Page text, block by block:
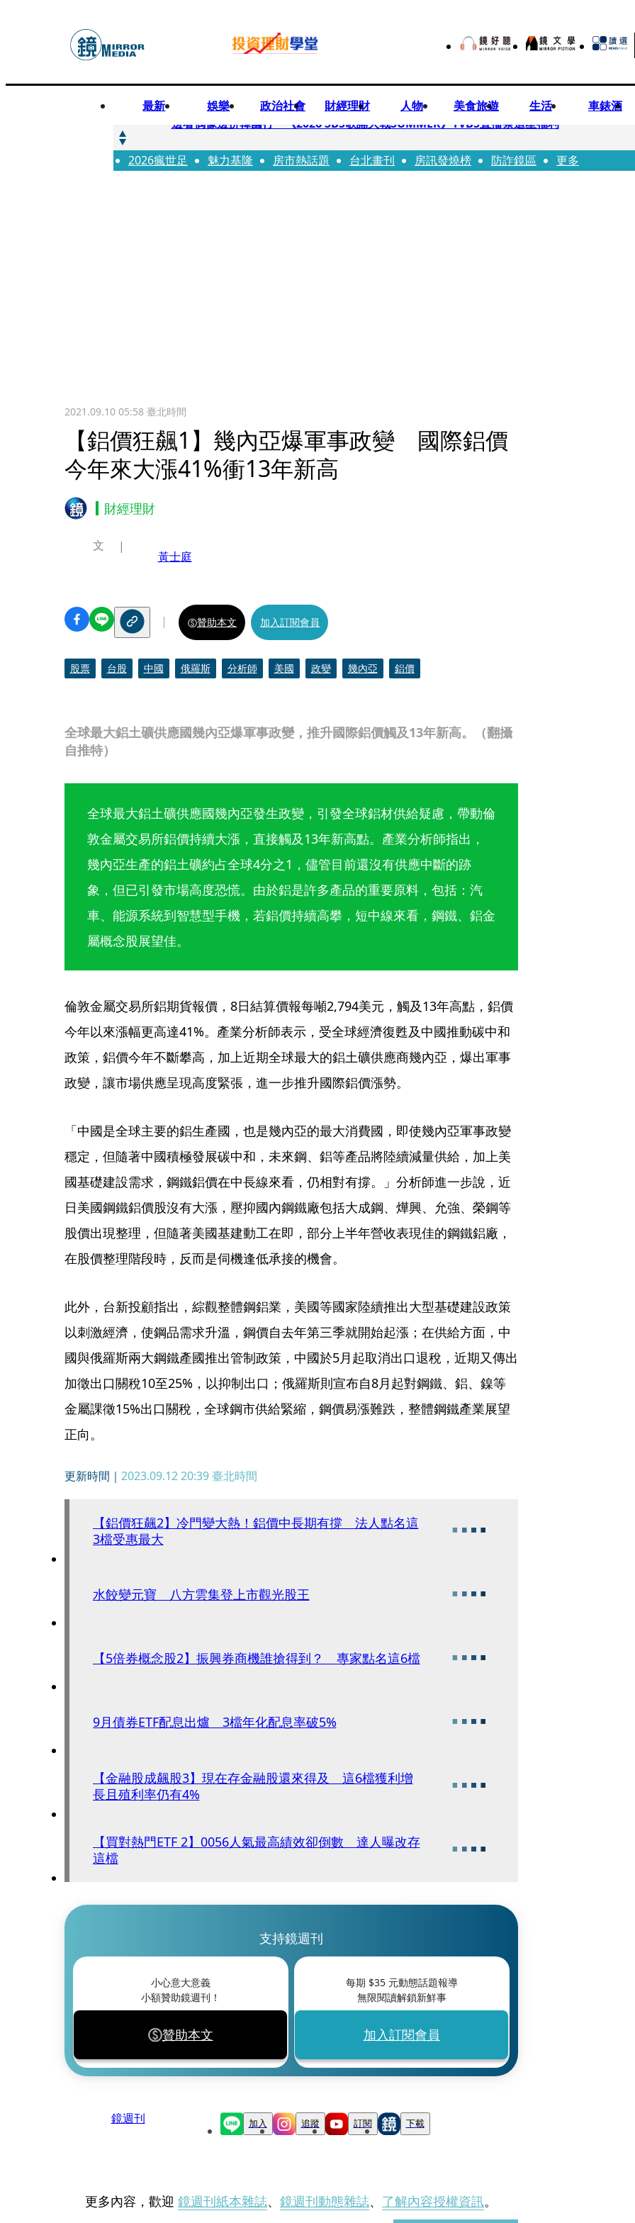
最新 娛樂 政治社會 財經理財 人物 美食旅遊 生活 車錶酒
快訊
邊看偶像邊拚韓國行 《2026 SBS歌謠大戰SUMMER》TVBS直播祭追星福利
快訊
代誌大條火急跳船？ 宏碁派任李文詳接掌兆基屋管2天就喊撤出！
2026瘋世足 魅力基隆 房市熱話題 台北畫刊 房訊發燒榜 防詐鏡區 更多
2021.09.10 05:58臺北時間
【鋁價狂飆1】幾內亞爆軍事政變 國際鋁價
今年來大漲41%衝13年新高
財經理財
全球最大鋁土礦供應國幾內亞爆軍事政變，推升國際鋁價觸及13年新高。（翻攝
自推特）
文
黃士庭
贊助本文 加入訂閱會員
股票 台股 中國 俄羅斯 分析師 美國 政變 幾內亞 鋁價
全球最大鋁土礦供應國幾內亞發生政變，引發全球鋁材供給疑慮，帶動倫
敦金屬交易所鋁價持續大漲，直接觸及13年新高點。產業分析師指出，
幾內亞生產的鋁土礦約占全球4分之1，儘管目前還沒有供應中斷的跡
象，但已引發市場高度恐慌。由於鋁是許多產品的重要原料，包括：汽
車、能源系統到智慧型手機，若鋁價持續高攀，短中線來看，鋼鐵、鋁金
屬概念股展望佳。
倫敦金屬交易所鋁期貨報價，8日結算價報每噸2,794美元，觸及13年高點，鋁價
今年以來漲幅更高達41%。產業分析師表示，受全球經濟復甦及中國推動碳中和
政策，鋁價今年不斷攀高，加上近期全球最大的鋁土礦供應商幾內亞，爆出軍事
政變，讓市場供應呈現高度緊張，進一步推升國際鋁價漲勢。
「中國是全球主要的鋁生產國，也是幾內亞的最大消費國，即使幾內亞軍事政變
穩定，但隨著中國積極發展碳中和，未來鋼、鋁等產品將陸續減量供給，加上美
國基礎建設需求，鋼鐵鋁價在中長線來看，仍相對有撐。」分析師進一步說，近
日美國鋼鐵鋁價股沒有大漲，壓抑國內鋼鐵廠包括大成鋼、燁興、允強、榮鋼等
股價出現整理，但隨著美國基建動工在即，部分上半年營收表現佳的鋼鐵鋁廠，
在股價整理階段時，反而是伺機逢低承接的機會。
此外，台新投顧指出，綜觀整體鋼鋁業，美國等國家陸續推出大型基礎建設政策
以刺激經濟，使鋼品需求升溫，鋼價自去年第三季就開始起漲；在供給方面，中
國與俄羅斯兩大鋼鐵產國推出管制政策，中國於5月起取消出口退稅，近期又傳出
加徵出口關稅10至25%，以抑制出口；俄羅斯則宣布自8月起對鋼鐵、鋁、鎳等
金屬課徵15%出口關稅，全球鋼市供給緊縮，鋼價易漲難跌，整體鋼鐵產業展望
正向。
更新時間｜ 2023.09.12 20:39臺北時間
【鋁價狂飆2】冷門變大熱！鋁價中長期有撐 法人點名這
3檔受惠最大
水餃變元寶 八方雲集登上市觀光股王
【5倍券概念股2】振興券商機誰搶得到？ 專家點名這6檔
9月債券ETF配息出爐 3檔年化配息率破5%
【金融股成飆股3】現在存金融股還來得及 這6檔獲利增
長且殖利率仍有4%
【買對熱門ETF 2】0056人氣最高績效卻倒數 達人曝改存
這檔
支持鏡週刊
小心意大意義
小額贊助鏡週刊！
贊助本文
每期 $35元動態話題報導
無限閱讀解鎖新鮮事
加入訂閱會員
鏡週刊 加入 追蹤 訂閱 下載
更多內容，歡迎 鏡週刊紙本雜誌、 鏡週刊動態雜誌、 了解內容授權資訊。